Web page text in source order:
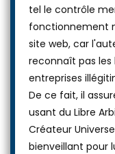
tel le contrôle
fonctionnement
site web, car
reconnaît pas
entreprises
De ce fait, il
usant du Libre
Créateur
bienveillant pour